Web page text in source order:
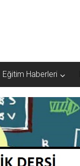
Eğitim Haberleri